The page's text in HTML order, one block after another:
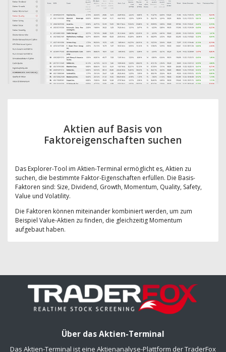
Aktien auf Basis von
Faktoreigenschaften suchen
Das Explorer-Tool im Aktien-Terminal ermöglicht es, Aktien zu
suchen, die bestimmte Faktor-Eigenschaften erfüllen. Die Basis-
Faktoren sind: Size, Dividend, Growth, Momentum, Quality, Safety,
Value und Volatility.
Die Faktoren können miteinander kombiniert werden, um zum
Beispiel Value-Aktien zu finden, die gleichzeitig Momentum
aufgebaut haben.
Über das Aktien-Terminal
Das Aktien-Terminal ist eine Aktienanalyse-Plattform der TraderFox